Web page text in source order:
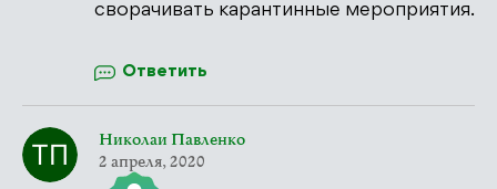
сворачивать карантинные мероприятия.
Ответить
Николаи Павленко
2 апреля, 2020